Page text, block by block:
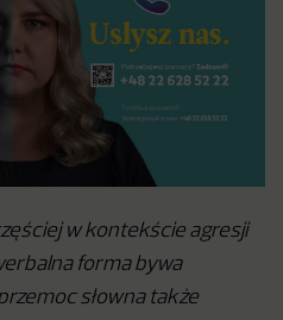
w kontekście agresji
forma bywa
słowna także